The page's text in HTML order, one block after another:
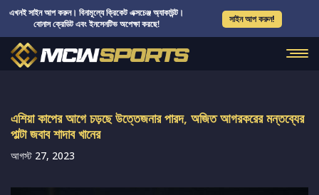
এখনই সাইন আপ করুন। বিনামূল্যে ক্রিকেট এক্সচেঞ্জ অ্যাকাউন্ট।
বোনাস ক্রেডিট এবং ইনসেনটিভ অপেক্ষা করছে!
সাইন আপ করুন!
এশিয়া কাপের আগে চড়ছে উত্তেজনার পারদ, অজিত আগরকরের মন্তব্যের
পাল্টা জবাব শাদাব খানের
আগস্ট 27, 2023